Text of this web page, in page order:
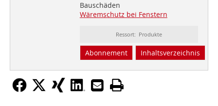
Bauschäden
Wäremschutz bei Fenstern
Ressort: Produkte
Abonnement Inhaltsverzeichnis